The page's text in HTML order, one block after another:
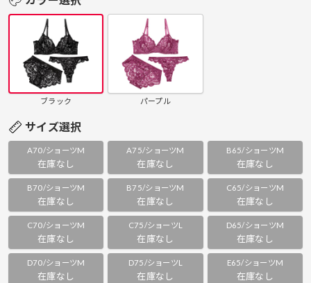
ブラック パープル
サイズ選択
A70/ショーツM
在庫なし
A75/ショーツM
在庫なし
B65/ショーツM
在庫なし
B70/ショーツM
在庫なし
B75/ショーツM
在庫なし
C65/ショーツM
在庫なし
C70/ショーツM
在庫なし
C75/ショーツL
在庫なし
D65/ショーツM
在庫なし
D70/ショーツM
在庫なし
D75/ショーツL
在庫なし
E65/ショーツM
在庫なし